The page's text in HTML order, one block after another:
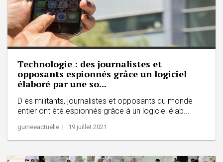
Technologie : des journalistes et
opposants espionnés grâce un logiciel
élaboré par une so...
D es militants, journalistes et opposants du monde
entier ont été espionnés grâce à un logiciel élab...
guineeactuelle | 19 juillet 2021